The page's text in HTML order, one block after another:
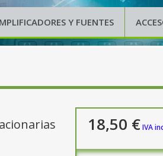
Y FUENTES
18,50 €IVA